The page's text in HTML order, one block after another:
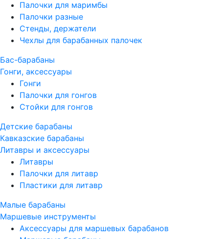
Палочки для маримбы
Палочки разные
Стенды, держатели
Чехлы для барабанных палочек
Бас-барабаны
Гонги, аксессуары
Гонги
Палочки для гонгов
Стойки для гонгов
Детские барабаны
Кавказские барабаны
Литавры и аксессуары
Литавры
Палочки для литавр
Пластики для литавр
Малые барабаны
Маршевые инструменты
Аксессуары для маршевых барабанов